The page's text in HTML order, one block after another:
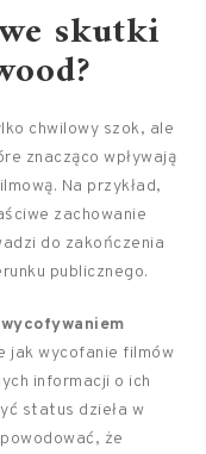
skutki
chwilowy szok, ale
znacząco wpływają
Na przykład,
zachowanie
do zakończenia
publicznego.
wycofywaniem
jak wycofanie filmów
informacji o ich
status dzieła w
że